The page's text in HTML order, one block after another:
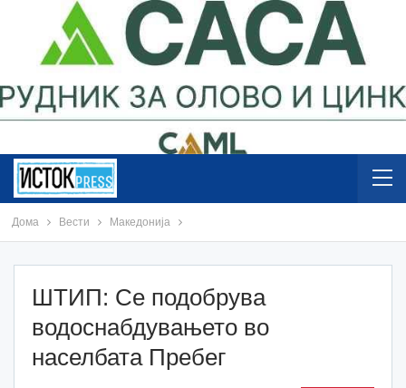
Дома Вести Македонија
ШТИП: Се подобрува
водоснабдувањето во
населбата Пребег